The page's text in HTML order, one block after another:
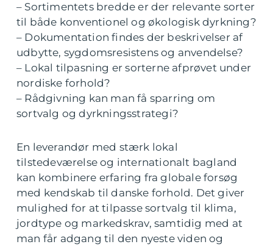
– Sortimentets bredde er der relevante sorter
til både konventionel og økologisk dyrkning?
– Dokumentation findes der beskrivelser af
udbytte, sygdomsresistens og anvendelse?
– Lokal tilpasning er sorterne afprøvet under
nordiske forhold?
– Rådgivning kan man få sparring om
sortvalg og dyrkningsstrategi?
En leverandør med stærk lokal
tilstedeværelse og internationalt bagland
kan kombinere erfaring fra globale forsøg
med kendskab til danske forhold. Det giver
mulighed for at tilpasse sortvalg til klima,
jordtype og markedskrav, samtidig med at
man får adgang til den nyeste viden og